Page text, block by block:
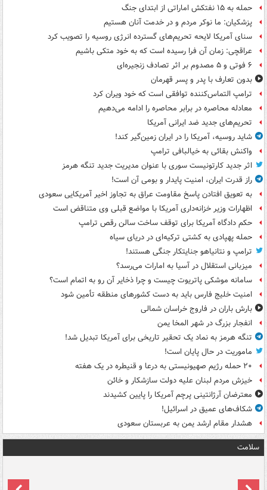
حمله به ۱۵ نفتکش‌ اماراتی از ابتدای جنگ
پزشکیان: ما نوکر مردم و در خدمت آنان هستیم
سنای آمریکا لایحه تحریم‌های گسترده انرژی روسیه را تصویب کرد
عراقچی: زمان آن فرا رسیده است که به خود متکی باشیم
۶ فوتی و ۵ مصدوم بر اثر تصادف زنجیره‌ای
بدون تعارف با پدر و پسر قهرمان
ترامپ التماس‌کننده توافقی است که خود ویران کرد
معادله محاصره در برابر محاصره را ادامه می‌دهیم
تحریم‌های جدید ضد ایرانی آمریکا
شاید روسیه، آمریکا را در ایران زمین‌گیر کند!
واکنش بقائی به خیالبافی ترامپ
اثر جدید کارتونیست سوری با عنوان مدیریت جدید تنگه هرمز
راز قدرت ایران، امنیت پایدار و بومی آن است!
به تعویق افتادن پاسخ مقاومت عراق به تجاوز اخیر آمریکایی سعودی
اظهارات وزیر خزانه‌داری آمریکا با مواضع قبلی وی متناقض است
حکم دادگاه آمریکا برای توقف ساخت سالن رقص ترامپ
حمله پهپادی به کشتی ترکیه‌ای در دریای سیاه
ترامپ و نتانیاهو جنایتکار جنگی هستند!
میزبانی استقلال در آسیا به امارات می‌رسد؟
سامانه موشکی پاتریوت چیست و چرا ذخایر آن رو به اتمام است؟
امنیت خلیج فارس باید به دست کشورهای منطقه تأمین شود
بارش باران در فاروج خراسان شمالی
انفجار بزرگ در شهر المخا یمن
تنگه هرمز به نماد یک تحقیر تاریخی برای آمریکا تبدیل شد!
ماموریت در حال پایان است!
۲۰ حمله رژیم صهیونیستی به درعا و قنیطره در یک هفته
خیزش مردم لبنان علیه دولت سازشکار و خائن
معترضان آرژانتینی پرچم آمریکا را پایین کشیدند
شکاف‌های عمیق در اسرائیل!
هشدار مقام ارشد یمن به عربستان سعودی
سلامت